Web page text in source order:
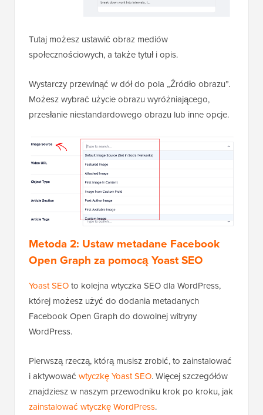
Tutaj możesz ustawić obraz mediów
społecznościowych, a także tytuł i opis.
Wystarczy przewinąć w dół do pola „Źródło obrazu”.
Możesz wybrać użycie obrazu wyróżniającego,
przesłanie niestandardowego obrazu lub inne opcje.
Metoda 2: Ustaw metadane Facebook
Open Graph za pomocą Yoast SEO
Yoast SEOto kolejna wtyczka SEO dla WordPress,
której możesz użyć do dodania metadanych
Facebook Open Graph do dowolnej witryny
WordPress.
Pierwszą rzeczą, którą musisz zrobić, to zainstalować
i aktywować wtyczkę Yoast SEO. Więcej szczegółów
znajdziesz w naszym przewodniku krok po kroku, jak
zainstalować wtyczkę WordPress.